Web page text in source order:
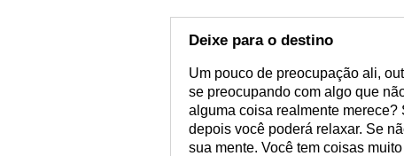
Deixe para o destino
Um pouco de preocupação ali,
se preocupando com algo que
alguma coisa realmente
depois você poderá relaxar. Se
sua mente. Você tem coisas